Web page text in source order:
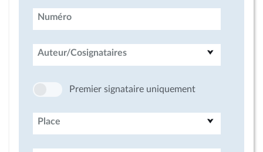
Numéro
Auteur/Cosignataires
Premier signataire uniquement
Place